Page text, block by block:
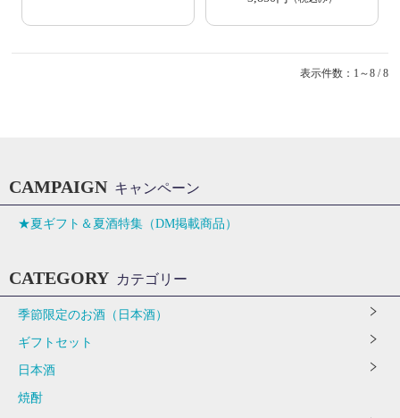
表示件数：1～8 / 8
CAMPAIGN キャンペーン
★夏ギフト＆夏酒特集（DM掲載商品）
CATEGORY カテゴリー
季節限定のお酒（日本酒）
ギフトセット
日本酒
焼酎